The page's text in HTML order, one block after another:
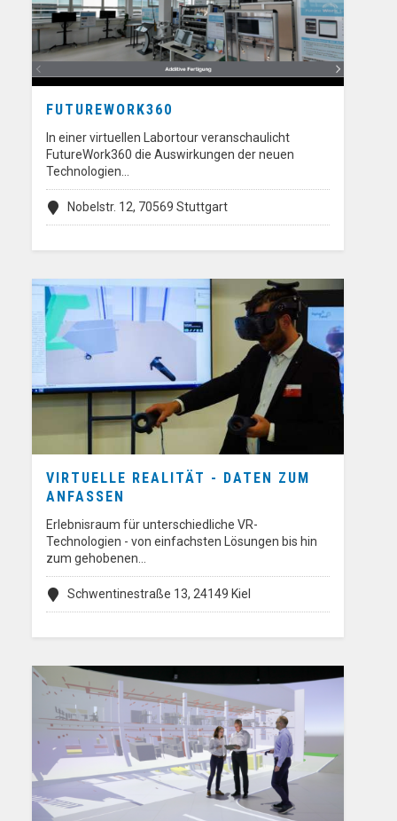
FUTUREWORK360
In einer virtuellen Labortour veranschaulicht
FutureWork360 die Auswirkungen der neuen
Technologien…
Nobelstr. 12, 70569 Stuttgart
VIRTUELLE REALITÄT - DATEN ZUM
ANFASSEN
Erlebnisraum für unterschiedliche VR-
Technologien - von einfachsten Lösungen bis hin
zum gehobenen…
Schwentinestraße 13, 24149 Kiel